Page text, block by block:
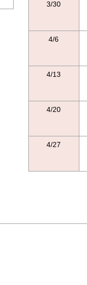
3/30
4/6
4/13
4/20
4/27